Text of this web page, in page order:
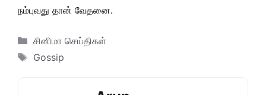
நம்புவது தான் வேதனை.
Categories
சினிமா செய்திகள்
Tags
Gossip